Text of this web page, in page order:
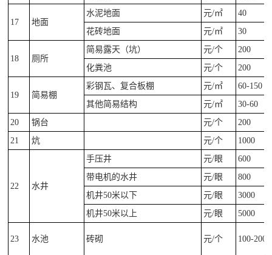
17 地面
水泥地面 元/㎡
40
花砖地面
元/㎡ 30
18 厕所
简易露天（坑） 元/个
200
化粪池
元/个 200
19 简易棚
彩钢瓦、复合板棚 元/㎡
60-150
其他简易结构
元/㎡
30-60
20
锅台 元/个
200
21
炕 元/个 1000
22 水井
手压井 元/眼
600
带电机的水井
元/眼
800
机井50米以下
元/眼
3000
机井50米以上
元/眼 5000
23 水池 砖砌 元/个 100-200